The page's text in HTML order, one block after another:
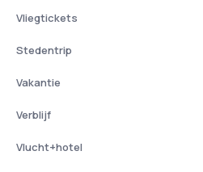
Vliegtickets
Stedentrip
Vakantie
Verblijf
Vlucht+hotel